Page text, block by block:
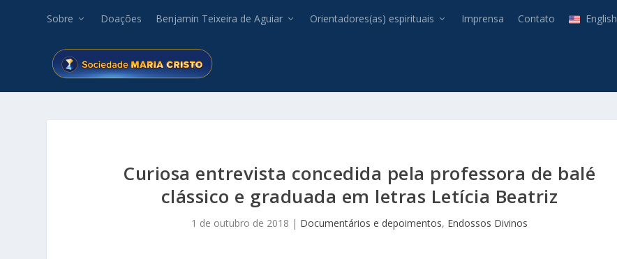
Sobre Doações Benjamin Teixeira de Aguiar Orientadores(as) espirituais Imprensa Contato English
Curiosa entrevista concedida pela professora de balé
clássico e graduada em letras Letícia Beatriz
1 de outubro de 2018 | Documentários e depoimentos, Endossos Divinos